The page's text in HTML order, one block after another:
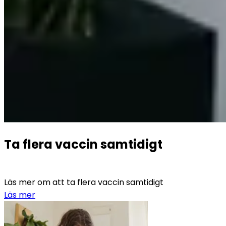
Ta flera vaccin samtidigt
Läs mer om att ta flera vaccin samtidigt
Läs mer